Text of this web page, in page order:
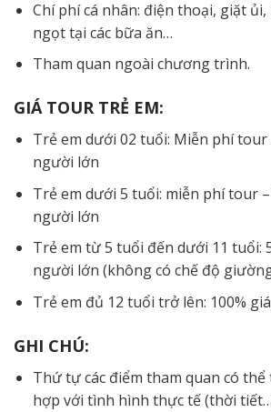
Chí phí cá nhân: điện thoại, giặt
ngọt tại các bữa ăn…
Tham quan ngoài chương trình.
GIÁ TOUR TRẺ EM:
Trẻ em dưới 02 tuổi: Miễn phí tour
người lớn
Trẻ em dưới 5 tuổi: miễn phí tour –
người lớn
Trẻ em từ 5 tuổi đến dưới 11 tuổi:
người lớn (không có chế độ
Trẻ em đủ 12 tuổi trở lên: 100%
GHI CHÚ:
Thứ tự các điểm tham quan có
hợp với tình hình thực tế (thời